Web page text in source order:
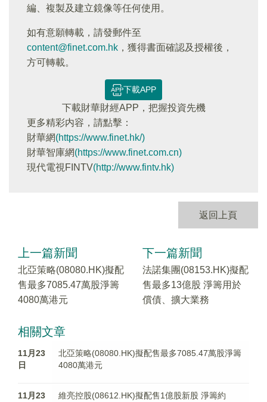
編、複製及建立鏡像等任何使用。
如有意願轉載，請發郵件至
content@finet.com.hk ，獲得書面確認及授權後，
方可轉載。
下載APP
下載財華財經APP，把握投資先機
更多精彩内容，請點擊：
財華網(https://www.finet.hk/)
財華智庫網(https://www.finet.com.cn)
現代電視FINTV(http://www.fintv.hk)
返回上頁
上一篇新聞
北亞策略(08080.HK)擬配
售最多7085.47萬股淨籌
4080萬港元
下一篇新聞
法諾集團(08153.HK)擬配
售最多13億股 淨籌用於
償債、擴大業務
相關文章
11月23
日
北亞策略(08080.HK)擬配售最多7085.47萬股淨籌
4080萬港元
11月23
維亮控股(08612.HK)擬配售1億股新股 淨籌約